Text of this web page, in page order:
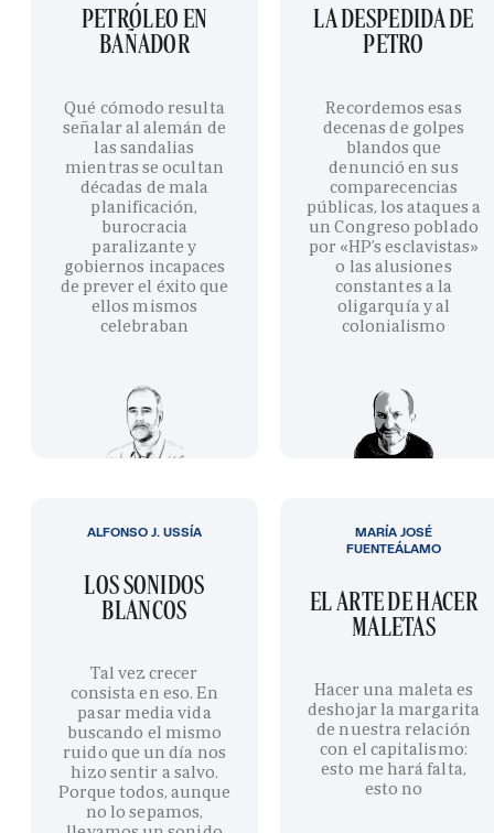
PETRÓLEO EN
BAÑADOR
Qué cómodo resulta
señalar al alemán de
las sandalias
mientras se ocultan
décadas de mala
planificación,
burocracia
paralizante y
gobiernos incapaces
de prever el éxito que
ellos mismos
celebraban
LA DESPEDIDA DE
PETRO
Recordemos esas
decenas de golpes
blandos que
denunció en sus
comparecencias
públicas, los ataques a
un Congreso poblado
por «HP’s esclavistas»
o las alusiones
constantes a la
oligarquía y al
colonialismo
LOS SONIDOS
BLANCOS
Tal vez crecer
consista en eso. En
pasar media vida
buscando el mismo
ruido que un día nos
hizo sentir a salvo.
Porque todos, aunque
no lo sepamos,
ALFONSO J. USSÍA
EL ARTE DE HACER
MALETAS
Hacer una maleta es
deshojar la margarita
de nuestra relación
con el capitalismo:
esto me hará falta,
esto no
MARÍA JOSÉ
FUENTEÁLAMO